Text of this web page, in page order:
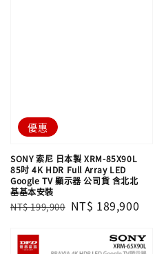
優惠
SONY 索尼 日本製 XRM-85X90L
85吋 4K HDR Full Array LED
Google TV 顯示器 公司貨 含北北
基基本安裝
Regular
NT$ 199,900 Sale
NT$ 189,900